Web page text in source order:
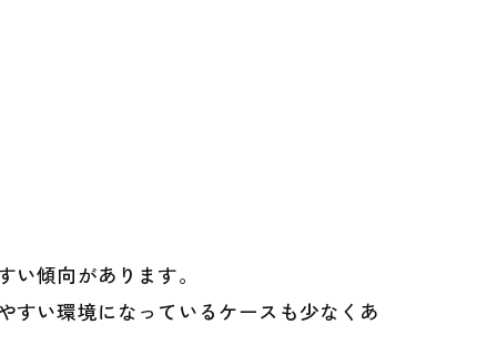
傾向があります。
すい環境になっているケースも少なくあ